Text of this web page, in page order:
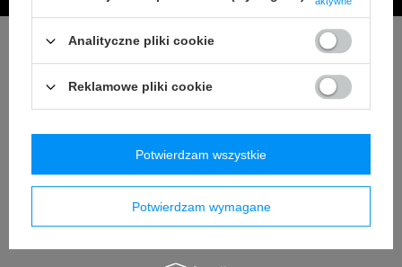
Analityczne pliki cookie
Reklamowe pliki cookie
Potwierdzam wymagane
Potwierdzam wszystkie